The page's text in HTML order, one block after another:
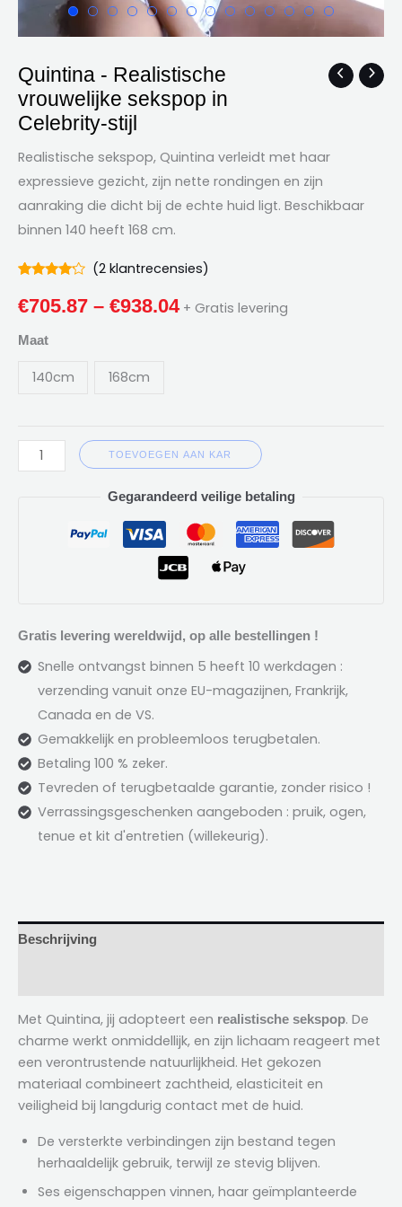
Quintina - Realistische
vrouwelijke sekspop in
Celebrity-stijl
Realistische sekspop, Quintina verleidt met haar
expressieve gezicht, zijn nette rondingen en zijn
aanraking die dicht bij de echte huid ligt. Beschikbaar
binnen 140 heeft 168 cm.
4.00uit 5
gebaseerd
Klantbeoordelingen
(2klantrecensies)
€705.87 – €938.04
Prijsklasse:
€705.87
door
€938.04
+ Gratis levering
Maat
140cm 168cm
Quintina
-
Realistische
Celebrity-
hoeveelheid
TOEVOEGEN AAN KAR
Gegarandeerd veilige betaling
Gratis levering wereldwijd, op alle bestellingen !
Snelle ontvangst binnen 5 heeft 10 werkdagen :
verzending vanuit onze EU-magazijnen, Frankrijk,
Canada en de VS.
Gemakkelijk en probleemloos terugbetalen.
Betaling 100 % zeker.
Tevreden of terugbetaalde garantie, zonder risico !
Verrassingsgeschenken aangeboden : pruik, ogen,
tenue et kit d'entretien (willekeurig).
Beschrijving
Met Quintina, jij adopteert een realistische sekspop. De
charme werkt onmiddellijk, en zijn lichaam reageert met
een verontrustende natuurlijkheid. Het gekozen
materiaal combineert zachtheid, elasticiteit en
veiligheid bij langdurig contact met de huid.
De versterkte verbindingen zijn bestand tegen
herhaaldelijk gebruik, terwijl ze stevig blijven.
Ses eigenschappen vinnen, haar geïmplanteerde